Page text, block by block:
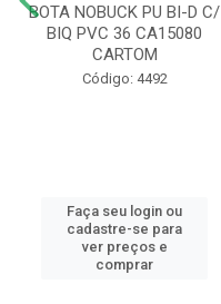
BOTA NOBUCK PU BI-D C/
BIQ PVC 36 CA15080
CARTOM
Código: 4492
Faça seu login ou
cadastre-se para
ver preços e
comprar